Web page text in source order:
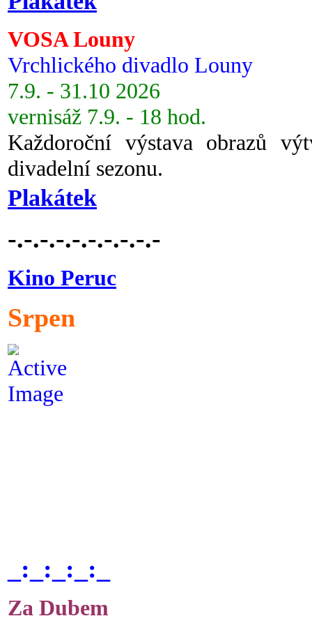
VOSA Louny
Vrchlického divadlo Louny
7.9. - 31.10 2026
vernisáž 7.9. - 18 hod.
Každoroční výstava obrazů
divadelní sezonu.
Plakátek
-.-.-.-.-.-.-.-.-.-
Kino Peruc
Srpen
_:_:_:_:_
Za Dubem